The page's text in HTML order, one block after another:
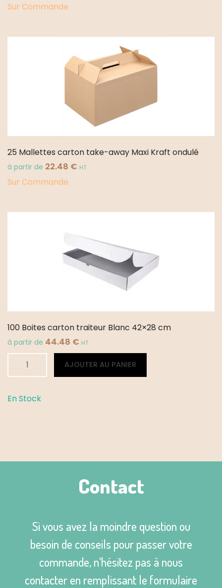
Sur Commande
25 Mallettes carton take-away Maxi Kraft ondulé
à partir de 22.48 € HT
Sur Commande
100 Boites carton traiteur Blanc 42×28 cm
à partir de 44.48 € HT
Boites
AJOUTER AU PANIER
Alternative:
En Stock
Contact
Si vous avez la moindre question ou
besoin de conseils pour passer votre
commande, n’hésitez pas à nous
contacter en remplissant le formulaire